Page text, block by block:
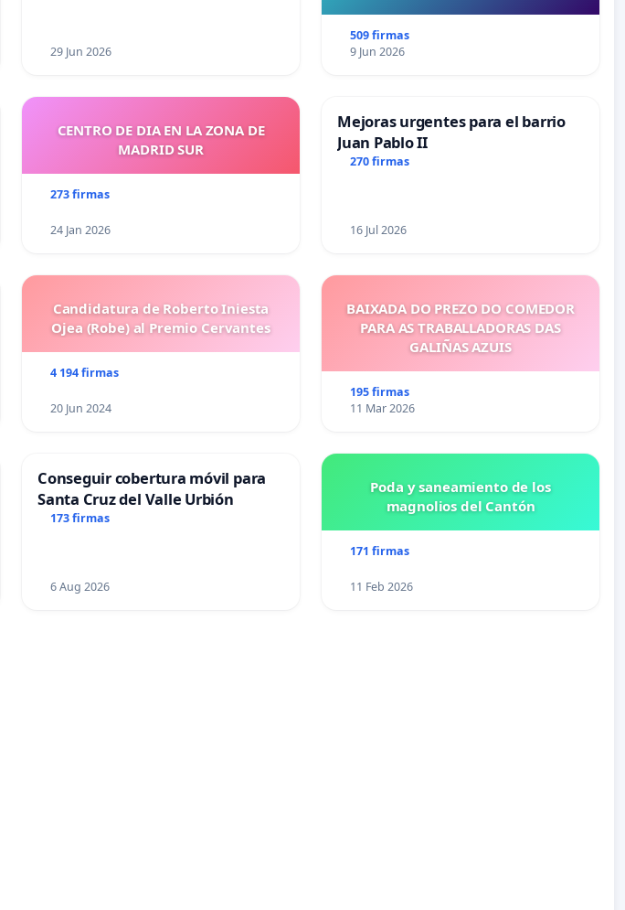
29 Jun 2026
509 firmas
9 Jun 2026
CENTRO DE DIA EN LA ZONA DE
MADRID SUR
273 firmas
24 Jan 2026
Mejoras urgentes para el barrio
Juan Pablo II
270 firmas
16 Jul 2026
Candidatura de Roberto Iniesta
Ojea (Robe) al Premio Cervantes
4 194 firmas
20 Jun 2024
BAIXADA DO PREZO DO COMEDOR
PARA AS TRABALLADORAS DAS
GALIÑAS AZUIS
195 firmas
11 Mar 2026
Conseguir cobertura móvil para
Santa Cruz del Valle Urbión
173 firmas
6 Aug 2026
Poda y saneamiento de los
magnolios del Cantón
171 firmas
11 Feb 2026